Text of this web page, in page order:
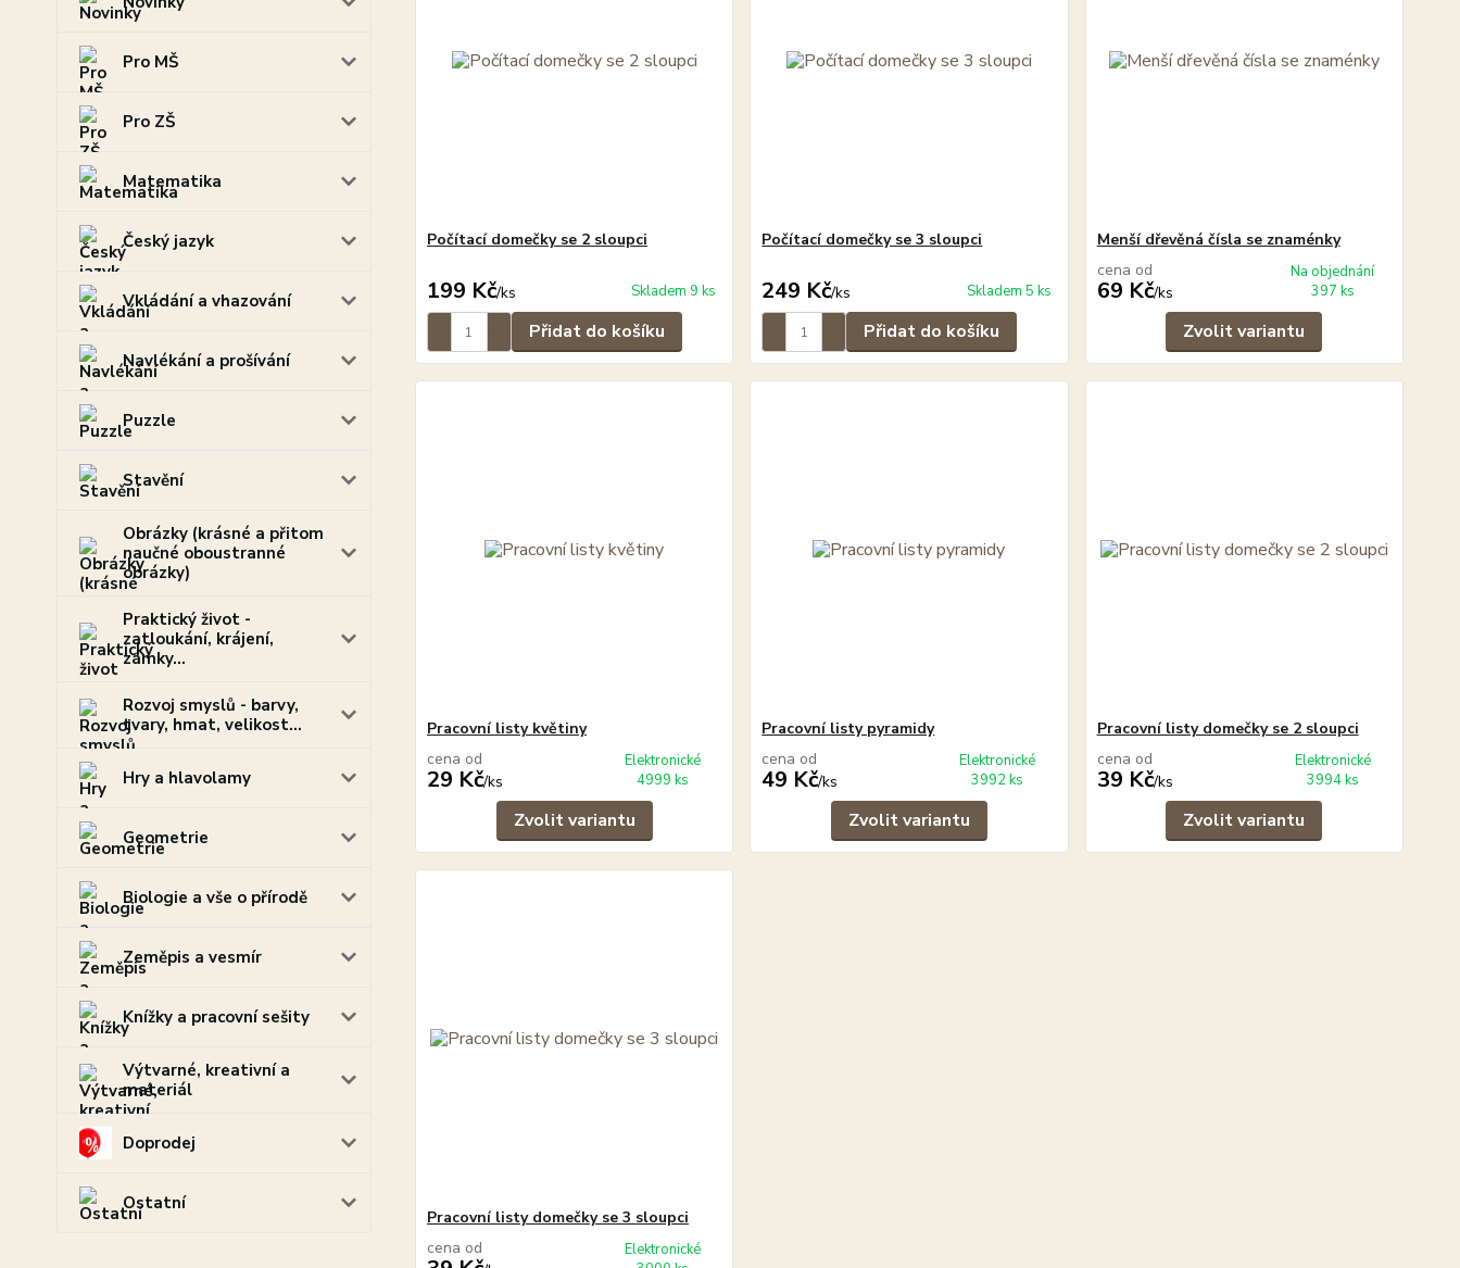
Pro MŠ
Pro ZŠ
Matematika
Český jazyk
Vkládání a vhazování
Navlékání a prošívání
Puzzle
Stavění
Obrázky (krásné a přitom
naučné oboustranné
obrázky)
Praktický život -
zatloukání, krájení,
zámky...
Rozvoj smyslů - barvy,
tvary, hmat, velikost...
Hry a hlavolamy
Geometrie
Biologie a vše o přírodě
Zeměpis a vesmír
Knížky a pracovní sešity
Výtvarné, kreativní a
materiál
Doprodej
Ostatní
Počítací domečky se 2 sloupci
199 Kč/ks Skladem 9 ks
Přidat do košíku
Počítací domečky se 3 sloupci
249 Kč/ks Skladem 5 ks
Přidat do košíku
Menší dřevěná čísla se znaménky
cena od
69 Kč/ks
Na objednání
397 ks
Zvolit variantu
Pracovní listy květiny
cena od
29 Kč/ks
Elektronické
4999 ks
Zvolit variantu
Pracovní listy pyramidy
cena od
49 Kč/ks
Elektronické
3992 ks
Zvolit variantu
Pracovní listy domečky se 2 sloupci
cena od
39 Kč/ks
Elektronické
3994 ks
Zvolit variantu
Pracovní listy domečky se 3 sloupci
cena od
Elektronické